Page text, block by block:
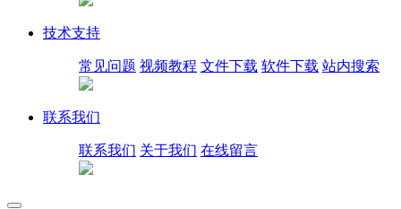
技术支持
常见问题 视频教程 文件下载 软件下载 站内搜索
联系我们
联系我们 关于我们 在线留言